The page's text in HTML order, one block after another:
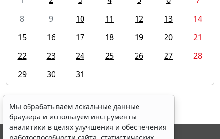
8
9 10 11 12 13
14
15
16 17 18 19 20
21
22
23 24 25 26 27
28
29
30 31
Мы обрабатываем локальные данные
браузера и используем инструменты
аналитики в целях улучшения и обеспечения